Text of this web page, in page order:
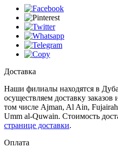
Доставка
Наши филиалы находятся в
осуществляем доставку
том числе Ajman, Al Ain‎,
Umm al-Quwain. Стоимость
странице доставки.
Оплата